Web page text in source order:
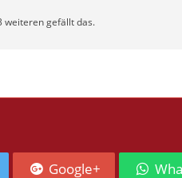
weiteren gefällt das.
Google+